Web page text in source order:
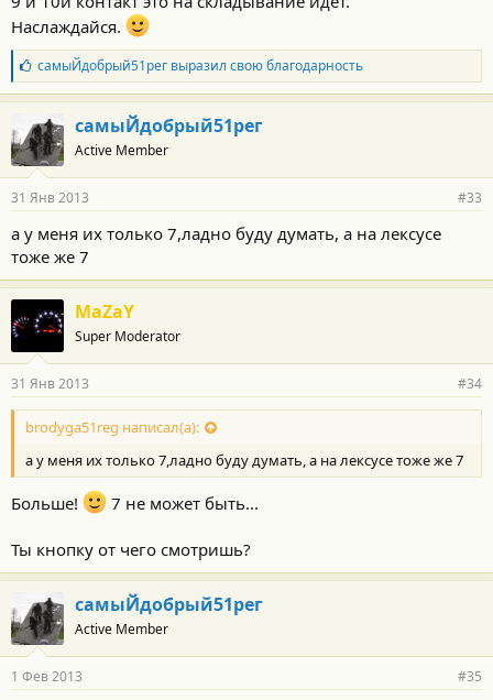
Наслаждайся.
Б
л
а
о
д
а
н
с
т
и
:
самыЙдобрый51регвыразил свою благодарность
самыЙдобрый51рег
Active Member
31 Янв 2013 #33
а у меня их только 7,ладно буду думать, а на лексусе
тоже же 7
MaZaY
Super Moderator
31 Янв 2013 #34
brodyga51reg написал(а):
а у меня их только 7,ладно буду думать, а на лексусе тоже же 7
Больше! 7 не может быть...
Ты кнопку от чего смотришь?
самыЙдобрый51рег
Active Member
1 Фев 2013 #35